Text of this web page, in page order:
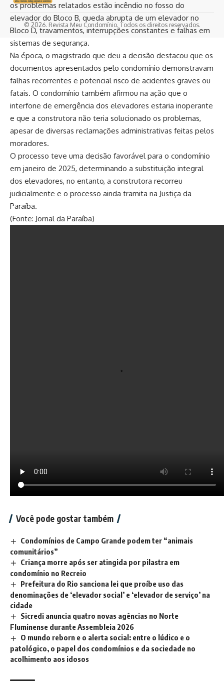
os problemas relatados estão incêndio no fosso do
elevador do Bloco B, queda abrupta de um elevador no
Bloco D, travamentos, interrupções constantes e falhas em
sistemas de segurança.
Na época, o magistrado que deu a decisão destacou que os
documentos apresentados pelo condomínio demonstravam
falhas recorrentes e potencial risco de acidentes graves ou
fatais. O condomínio também afirmou na ação que o
interfone de emergência dos elevadores estaria inoperante
e que a construtora não teria solucionado os problemas,
apesar de diversas reclamações administrativas feitas pelos
moradores.
O processo teve uma decisão favorável para o condomínio
em janeiro de 2025, determinando a substituição integral
dos elevadores, no entanto, a construtora recorreu
judicialmente e o processo ainda tramita na Justiça da
Paraíba.
(Fonte: Jornal da Paraíba)
Você pode gostar também
Condomínios de Campo Grande podem ter “animais
comunitários”
Criança morre após ser atingida por pilastra em
condomínio no Recreio
Prefeitura do Rio sanciona lei que proíbe uso das
denominações de ‘elevador social’ e ‘elevador de serviço’ na
cidade
Sicredi anuncia quatro novas agências no Norte
Fluminense durante Assembleia 2026
O mundo reborn e o alerta social: entre o lúdico e o
patológico, o papel dos condomínios e da sociedade no
acolhimento aos idosos
© 2026. Revista Meu Condomínio. Todos os direitos reservados.